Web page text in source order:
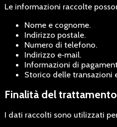
Le informazioni raccolte
Nome e cognome.
Indirizzo postale.
Numero di telefono.
Indirizzo e‑mail.
Informazioni di
Storico delle transazioni
Finalità del trattamento
I dati raccolti sono utilizzati